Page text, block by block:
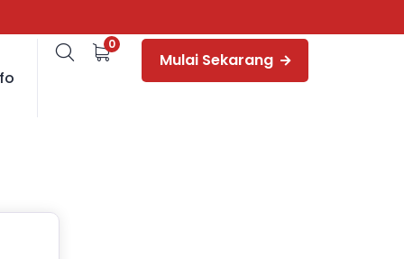
0
Mulai Sekarang